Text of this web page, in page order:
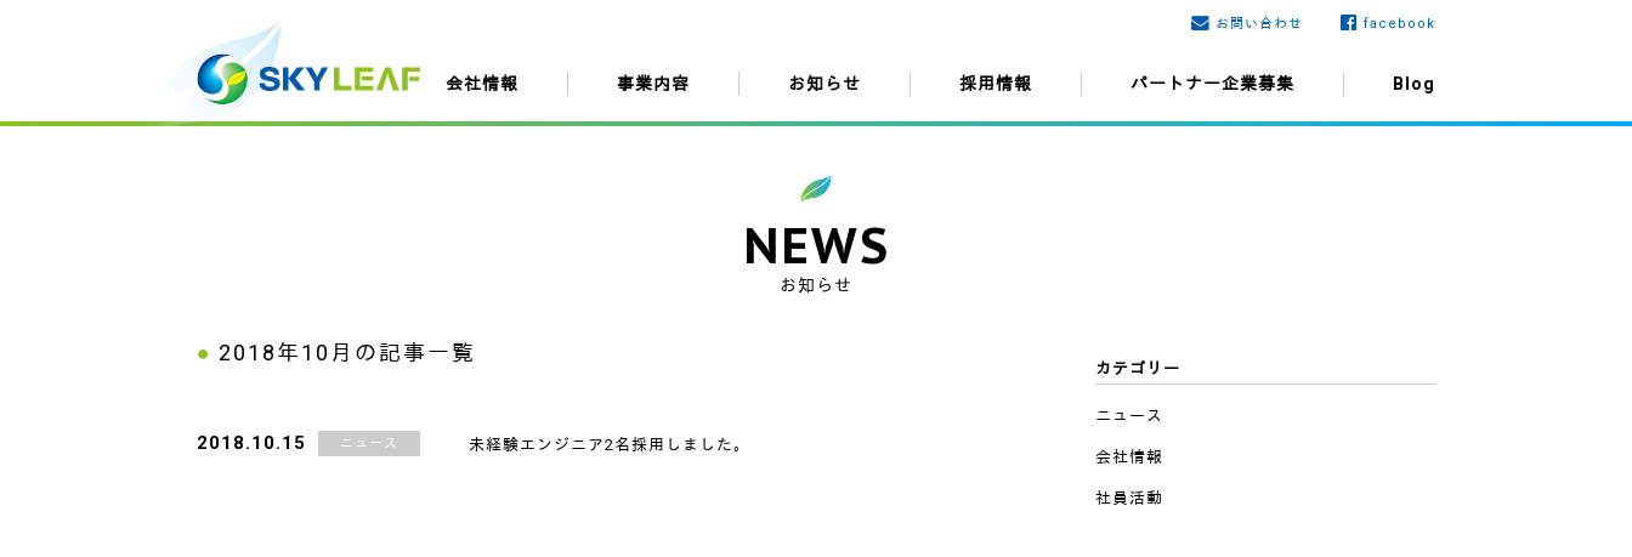
会社情報 事業内容 お知らせ 採用情報 パートナー企業募集 Blog
お問い合わせ facebook
NEWS
お知らせ
2018年10月 の記事一覧
2018.10.15 ニュース 未経験エンジニア2名採用しました。
カテゴリー
ニュース
会社情報
社員活動